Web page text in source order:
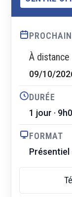
À distance
09/10/
DURÉE
1 jour ·
FORMAT
Présentiel